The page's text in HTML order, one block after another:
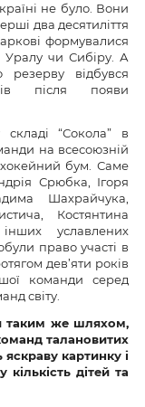
не було. Вони
два десятиліття
формувалися
Уралу чи Сибіру. А
резерву відбувся
після появи
“Сокола” в
на всесоюзній
хокейний бум. Саме
Срюбка, Ігоря
Шахрайчука,
Костянтина
уславлених
право участі в
дев’яти років
команди серед
світу.
таким же шляхом,
талановитих
яскраву картинку і
дітей та